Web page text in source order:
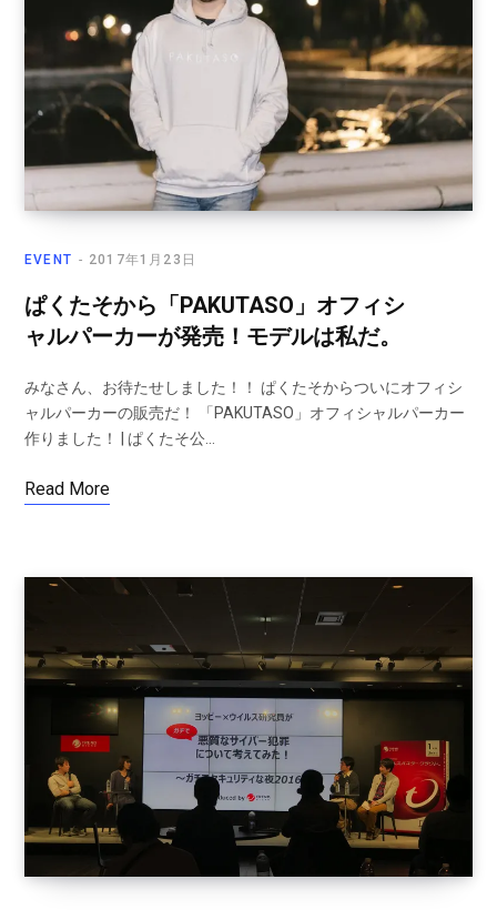
EVENT 2017年1月23日
ぱくたそから「PAKUTASO」オフィシ
ャルパーカーが発売！モデルは私だ。
みなさん、お待たせしました！！ ぱくたそからついにオフィシ
ャルパーカーの販売だ！ 「PAKUTASO」オフィシャルパーカー
作りました！ | ぱくたそ公…
Read More